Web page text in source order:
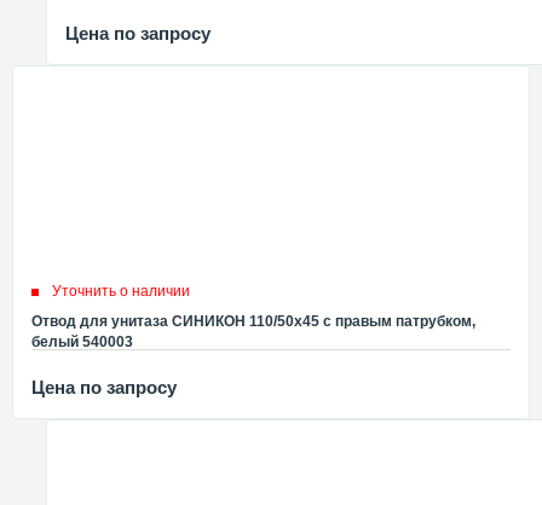
Цена по запросу
Уточнить о наличии
Отвод для унитаза СИНИКОН 110/50х45 с правым патрубком,
белый 540003
Цена по запросу